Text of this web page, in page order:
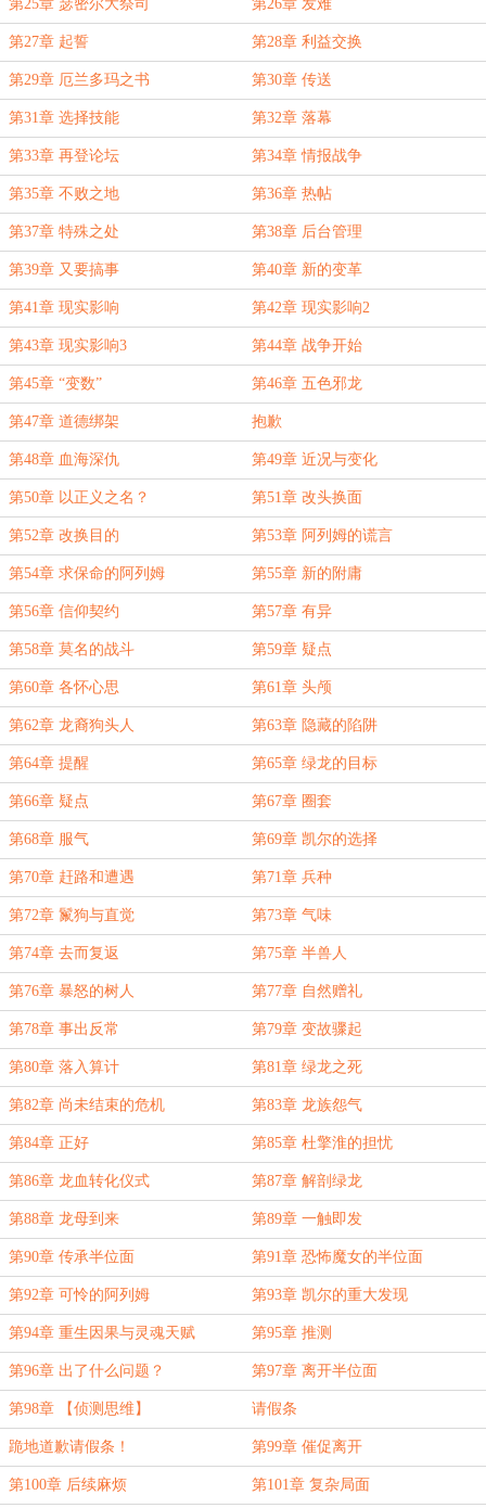
第25章 瑟密尔大祭司 第26章 发难
第27章 起誓 第28章 利益交换
第29章 厄兰多玛之书 第30章 传送
第31章 选择技能 第32章 落幕
第33章 再登论坛 第34章 情报战争
第35章 不败之地 第36章 热帖
第37章 特殊之处 第38章 后台管理
第39章 又要搞事 第40章 新的变革
第41章 现实影响 第42章 现实影响2
第43章 现实影响3 第44章 战争开始
第45章 “变数” 第46章 五色邪龙
第47章 道德绑架 抱歉
第48章 血海深仇 第49章 近况与变化
第50章 以正义之名？ 第51章 改头换面
第52章 改换目的 第53章 阿列姆的谎言
第54章 求保命的阿列姆 第55章 新的附庸
第56章 信仰契约 第57章 有异
第58章 莫名的战斗 第59章 疑点
第60章 各怀心思 第61章 头颅
第62章 龙裔狗头人 第63章 隐藏的陷阱
第64章 提醒 第65章 绿龙的目标
第66章 疑点 第67章 圈套
第68章 服气 第69章 凯尔的选择
第70章 赶路和遭遇 第71章 兵种
第72章 鬣狗与直觉 第73章 气味
第74章 去而复返 第75章 半兽人
第76章 暴怒的树人 第77章 自然赠礼
第78章 事出反常 第79章 变故骤起
第80章 落入算计 第81章 绿龙之死
第82章 尚未结束的危机 第83章 龙族怨气
第84章 正好 第85章 杜擎淮的担忧
第86章 龙血转化仪式 第87章 解剖绿龙
第88章 龙母到来 第89章 一触即发
第90章 传承半位面 第91章 恐怖魔女的半位面
第92章 可怜的阿列姆 第93章 凯尔的重大发现
第94章 重生因果与灵魂天赋 第95章 推测
第96章 出了什么问题？ 第97章 离开半位面
第98章 【侦测思维】 请假条
跪地道歉请假条！ 第99章 催促离开
第100章 后续麻烦 第101章 复杂局面